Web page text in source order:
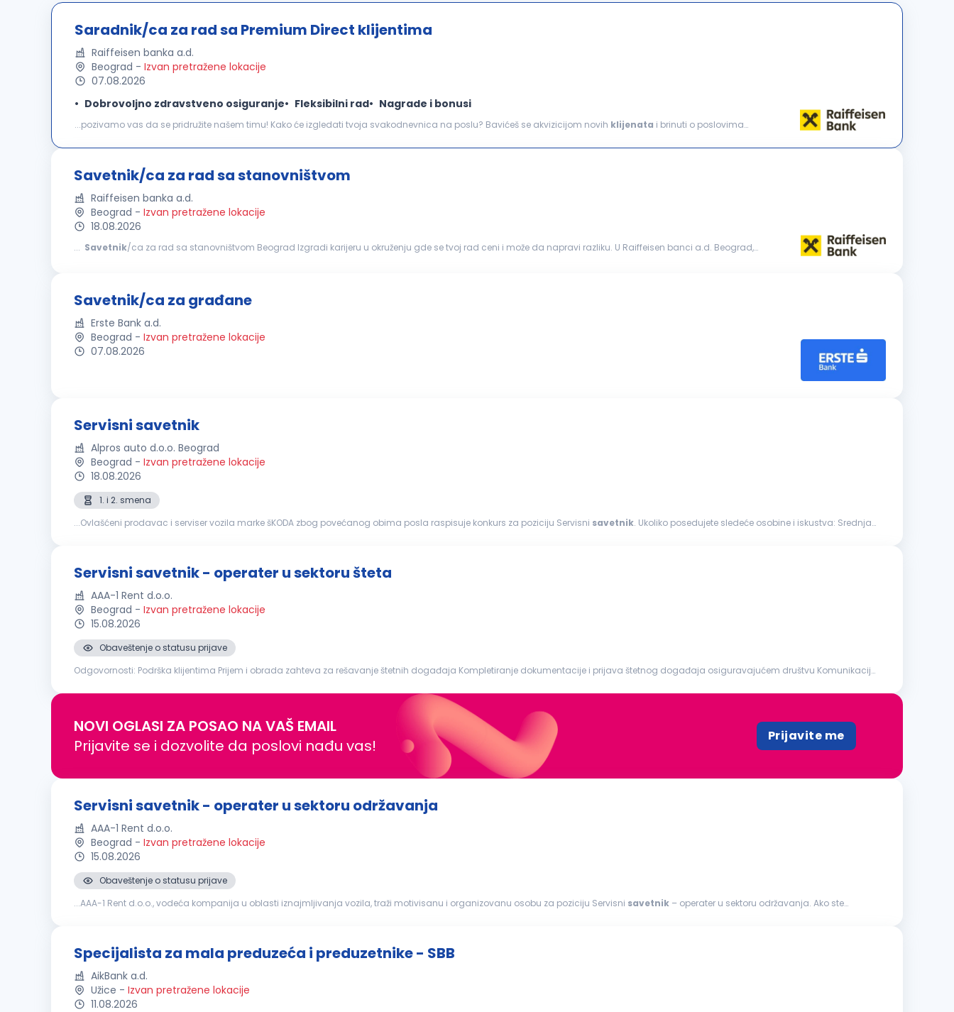
Saradnik/ca za rad sa Premium Direct klijentima
Raiffeisen banka a.d.
Beograd - Izvan pretražene lokacije
07.08.2026
Dobrovoljno zdravstveno osiguranje
Fleksibilni rad Nagrade i bonusi
...pozivamo vas da se pridružite našem timu! Kako će izgledati tvoja svakodnevnica na poslu? Bavićeš se akvizicijom novih klijenata i brinuti o poslovima
Savetnik/ca za rad sa stanovništvom
Raiffeisen banka a.d.
Beograd - Izvan pretražene lokacije
18.08.2026
... Savetnik/ca za rad sa stanovništvom Beograd Izgradi karijeru u okruženju gde se tvoj rad ceni i može da napravi razliku. U Raiffeisen banci a.d. Beograd,
Savetnik/ca za građane
Erste Bank a.d.
Beograd - Izvan pretražene lokacije
07.08.2026
Servisni savetnik
Alpros auto d.o.o. Beograd
Beograd - Izvan pretražene lokacije
18.08.2026
1. i 2. smena
...Ovlašćeni prodavac i serviser vozila marke šKODA zbog povećanog obima posla raspisuje konkurs za poziciju Servisni savetnik. Ukoliko posedujete sledeće osobine i iskustva: Srednja
Servisni savetnik - operater u sektoru šteta
AAA-1 Rent d.o.o.
Beograd - Izvan pretražene lokacije
15.08.2026
Obaveštenje o statusu prijave
Odgovornosti: Podrška klijentima Prijem i obrada zahteva za rešavanje štetnih događaja Kompletiranje dokumentacije i prijava štetnog događaja osiguravajućem društvu Komunikacija
NOVI OGLASI ZA POSAO NA VAŠ EMAIL
Prijavite se i dozvolite da poslovi nađu vas!
Prijavite me
Servisni savetnik - operater u sektoru održavanja
AAA-1 Rent d.o.o.
Beograd - Izvan pretražene lokacije
15.08.2026
Obaveštenje o statusu prijave
...AAA-1 Rent d.o.o., vodeća kompanija u oblasti iznajmljivanja vozila, traži motivisanu i organizovanu osobu za poziciju Servisni savetnik – operater u sektoru održavanja. Ako ste
Specijalista za mala preduzeća i preduzetnike - SBB
AikBank a.d.
Užice - Izvan pretražene lokacije
11.08.2026